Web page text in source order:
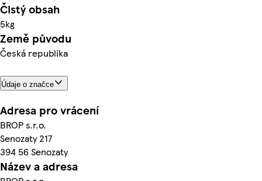
Čistý obsah
5kg
Země původu
Česká republika
Údaje o značce
Adresa pro vrácení
BROP s.r.o.
Senozaty 217
394 56 Senozaty
Název a adresa